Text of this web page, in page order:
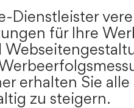
Dienstleister
für Ihre
erhalten Sie
zu steigern.